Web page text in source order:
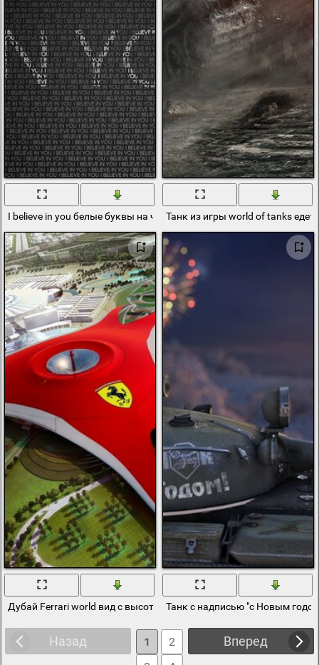
I believe in you белые буквы на чёрном фонеТанк из игры world of tanks едет
Дубай Ferrari world вид с высоты птичьего полета
Танк с надписью "с Новым
Назад Вперед
1
2